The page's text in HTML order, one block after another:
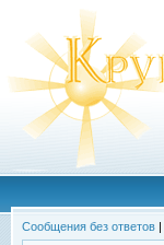
Сообщения без ответов |